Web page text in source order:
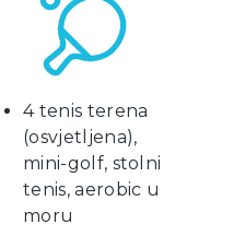
4 tenis terena
(osvjetljena),
mini-golf, stolni
tenis, aerobic u
moru